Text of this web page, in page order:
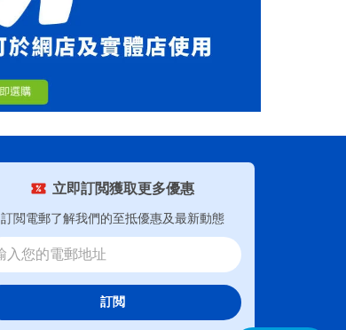
立即訂閲獲取更多優惠
訂閲電郵了解我們的至抵優惠及最新動態
訂閲